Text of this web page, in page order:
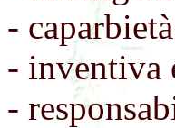
-
- inventiva
-